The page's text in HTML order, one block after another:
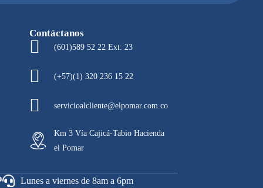
Contáctanos
(601)589 52 22 Ext: 23
(+57)(1) 320 236 15 22
servicioalcliente@elpomar.com.co
Km 3 Vía Cajicá-Tabio Hacienda
el Pomar
Lunes a viernes de 8am a 6pm